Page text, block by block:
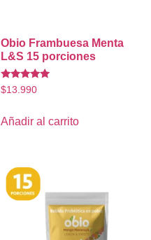
Obio Frambuesa Menta
L&S 15 porciones
Valorado
con
de 5
$13.990
Añadir al carrito